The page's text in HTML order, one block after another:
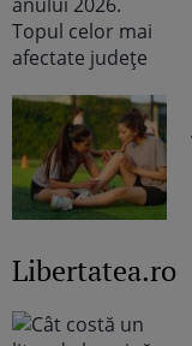
Libertatea.ro